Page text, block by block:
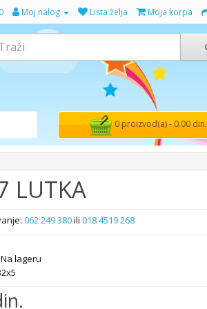
Moj nalog Lista želja Moja korpa
0 proizvod(a) - 0.00 din.
LUTKA
062 249 380ili018 4519 268
lageru